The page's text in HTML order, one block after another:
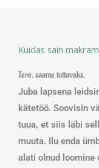
Kuidas sain
Tere, saame tuttavaks.
Juba lapsena
kätetöö. Soovisin
tuua, et siis läbi
muuta. Ilu enda
alati olnud loomine